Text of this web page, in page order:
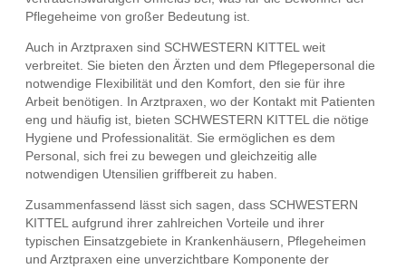
Pflegeheime von großer Bedeutung ist.
Auch in Arztpraxen sind SCHWESTERN KITTEL weit
verbreitet. Sie bieten den Ärzten und dem Pflegepersonal die
notwendige Flexibilität und den Komfort, den sie für ihre
Arbeit benötigen. In Arztpraxen, wo der Kontakt mit Patienten
eng und häufig ist, bieten SCHWESTERN KITTEL die nötige
Hygiene und Professionalität. Sie ermöglichen es dem
Personal, sich frei zu bewegen und gleichzeitig alle
notwendigen Utensilien griffbereit zu haben.
Zusammenfassend lässt sich sagen, dass SCHWESTERN
KITTEL aufgrund ihrer zahlreichen Vorteile und ihrer
typischen Einsatzgebiete in Krankenhäusern, Pflegeheimen
und Arztpraxen eine unverzichtbare Komponente der